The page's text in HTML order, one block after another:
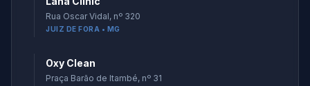
Rua Oscar Vidal, nº 320
JUIZ DE FORA • MG
Oxy Clean
Praça Barão de Itambé, nº 31